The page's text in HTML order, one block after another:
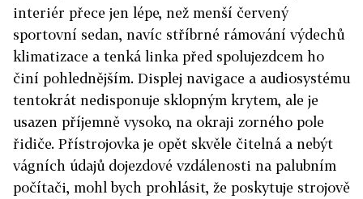
interiér přece jen lépe, než menší červený
sportovní sedan, navíc stříbrné rámování výdechů
klimatizace a tenká linka před spolujezdcem ho
činí pohlednějším. Displej navigace a audiosystému
tentokrát nedisponuje sklopným krytem, ale je
usazen příjemně vysoko, na okraji zorného pole
řidiče. Přístrojovka je opět skvěle čitelná a nebýt
vágních údajů dojezdové vzdálenosti na palubním
počítači, mohl bych prohlásit, že poskytuje strojově